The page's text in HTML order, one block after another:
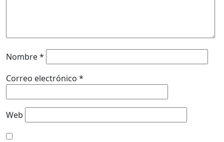
Nombre*
Correo electrónico *
Web